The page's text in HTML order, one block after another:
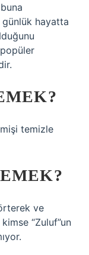
günlük hayatta
temizle
ve
“Zuluf”un